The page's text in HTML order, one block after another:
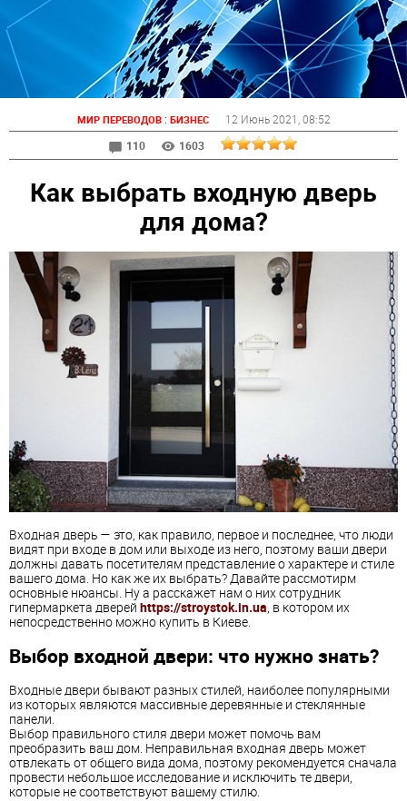
МИР ПЕРЕВОДОВ: БИЗНЕС 12 Июнь 2021 , 08:52
110
1603
Как выбрать входную дверь
для дома?
Входная дверь — это, как правило, первое и последнее, что люди
видят при входе в дом или выходе из него, поэтому ваши двери
должны давать посетителям представление о характере и стиле
вашего дома. Но как же их выбрать? Давайте рассмотирм
основные нюансы. Ну а расскажет нам о них сотрудник
гипермаркета дверей https://stroystok.in.ua, в котором их
непосредственно можно купить в Киеве.
Выбор входной двери: что нужно знать?
Входные двери бывают разных стилей, наиболее популярными
из которых являются массивные деревянные и стеклянные
панели.
Выбор правильного стиля двери может помочь вам
преобразить ваш дом. Неправильная входная дверь может
отвлекать от общего вида дома, поэтому рекомендуется сначала
провести небольшое исследование и исключить те двери,
которые не соответствуют вашему стилю.